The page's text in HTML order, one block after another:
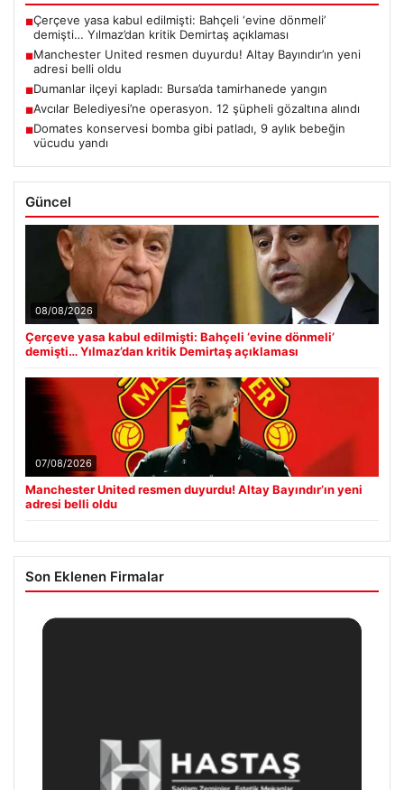
■Çerçeve yasa kabul edilmişti: Bahçeli ‘evine dönmeli’
demişti… Yılmaz’dan kritik Demirtaş açıklaması
■Manchester United resmen duyurdu! Altay Bayındır’ın yeni
adresi belli oldu
■Dumanlar ilçeyi kapladı: Bursa’da tamirhanede yangın
■Avcılar Belediyesi’ne operasyon. 12 şüpheli gözaltına alındı
■Domates konservesi bomba gibi patladı, 9 aylık bebeğin
vücudu yandı
Güncel
08/08/2026
Çerçeve yasa kabul edilmişti: Bahçeli ‘evine dönmeli’
demişti… Yılmaz’dan kritik Demirtaş açıklaması
07/08/2026
Manchester United resmen duyurdu! Altay Bayındır’ın yeni
adresi belli oldu
Son Eklenen Firmalar